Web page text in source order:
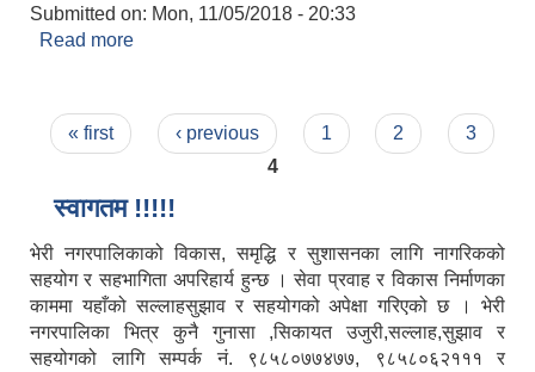
Submitted on: Mon, 11/05/2018 - 20:33
Read more
Pages
« first ‹ previous 1 2
3
4
स्वागतम !!!!!
भेरी नगरपालिकाको विकास, समृद्धि र सुशासनका लागि नागरिकको
सहयोग र सहभागिता अपरिहार्य हुन्छ । सेवा प्रवाह र विकास निर्माणका
काममा यहाँको सल्लाहसुझाव र सहयोगको अपेक्षा गरिएको छ । भेरी
नगरपालिका भित्र कुनै गुनासा ,सिकायत उजुरी,सल्लाह,सुझाव र
सहयोगको लागि सम्पर्क नं. ९८५८०७७४७७, ९८५८०६२१११ र